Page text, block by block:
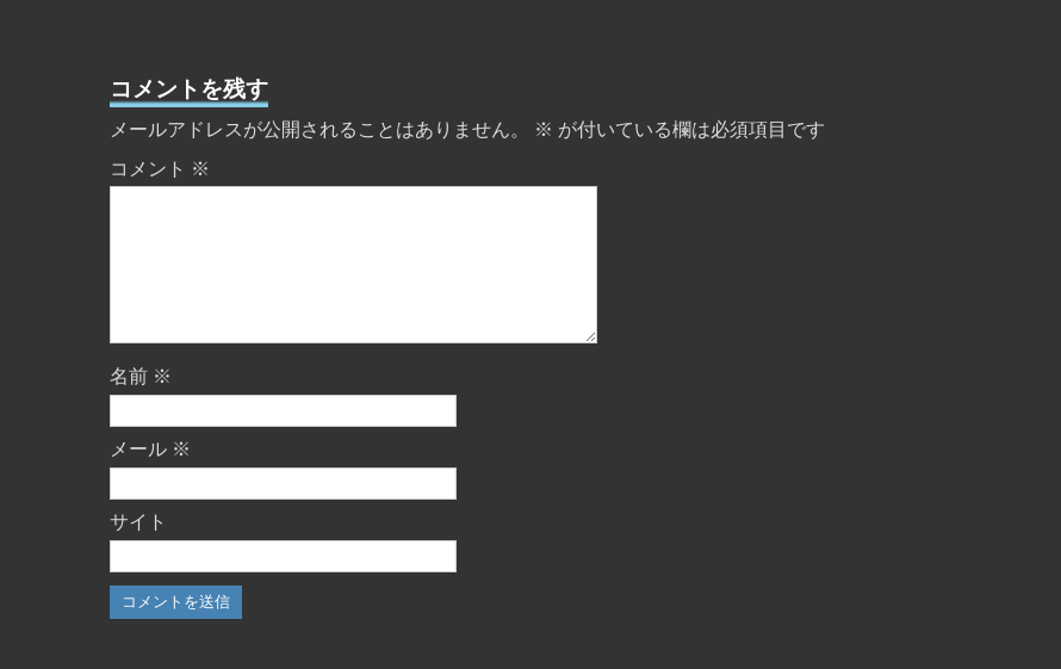
コメントを残す
メールアドレスが公開されることはありません。 ※ が付いている欄は必須項目です
コメント ※
名前 ※
メール ※
サイト